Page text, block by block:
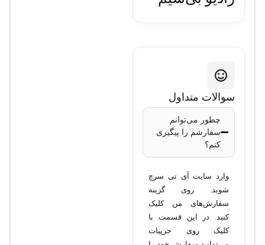
RBLHGG-
5acD-XL
مدل
XL)
فرکانس
پشتیبانی‌شده : 5
گیگاهرتز
سوالات متداول
چطور می‌توانم
سفارشم را پیگیری
کنم؟
وارد سایت آی تی سرچ
شوید. روی گزینه
سفارش‌های من کلیک
کنید. در این قسمت با
کلیک روی جزییات